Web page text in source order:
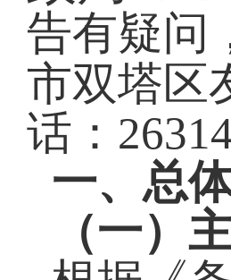
告有疑问
市双塔区
话：
一、总
（一）